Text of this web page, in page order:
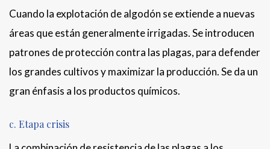
Cuando la explotación de algodón se extiende a nuevas
áreas que están generalmente irrigadas. Se introducen
patrones de protección contra las plagas, para defender
los grandes cultivos y maximizar la producción. Se da un
gran énfasis a los productos químicos.
c. Etapa crisis